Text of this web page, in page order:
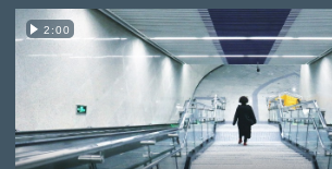
2:00